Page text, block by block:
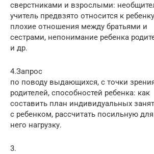
сверстниками и взрослыми:
учитель предвзято относится к
плохие отношения между братьями и
сестрами, непонимание ребенка
и др.
4.Запрос
по поводу выдающихся, с точки
родителей, способностей ребенка: как
составить план индивидуальных
с ребенком, рассчитать посильную для
него нагрузку.
3.